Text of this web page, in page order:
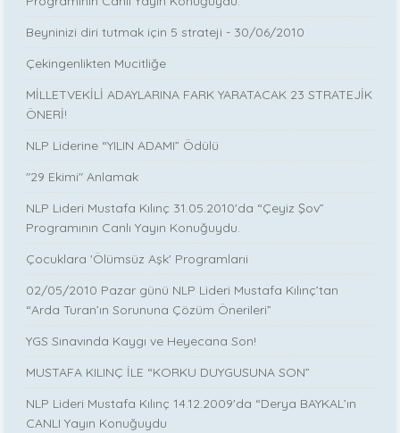
Beyninizi diri tutmak için 5 strateji - 30/06/2010
Çekingenlikten Mucitliğe
MİLLETVEKİLİ ADAYLARINA FARK YARATACAK 23 STRATEJİK
ÖNERİ!
NLP Liderine “YILIN ADAMI” Ödülü
"29 Ekimi" Anlamak
NLP Lideri Mustafa Kılınç 31.05.2010'da “Çeyiz Şov”
Programının Canlı Yayın Konuğuydu.
Çocuklara 'Ölümsüz Aşk' Programlarıi
02/05/2010 Pazar günü NLP Lideri Mustafa Kılınç’tan
“Arda Turan’ın Sorununa Çözüm Önerileri”
YGS Sınavında Kaygı ve Heyecana Son!
MUSTAFA KILINÇ İLE “KORKU DUYGUSUNA SON”
NLP Lideri Mustafa Kılınç 14.12.2009'da “Derya BAYKAL’ın
CANLI Yayın Konuğuydu